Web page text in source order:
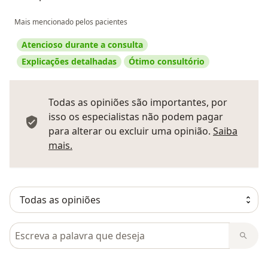
Mais mencionado pelos pacientes
Atencioso durante a consulta
Explicações detalhadas
Ótimo consultório
Todas as opiniões são importantes, por
isso os especialistas não podem pagar
para alterar ou excluir uma opinião. Saiba
mais.
Pesquisar em opiniões